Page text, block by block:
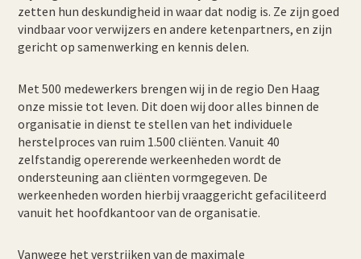
zetten hun deskundigheid in waar dat nodig is. Ze zijn goed
vindbaar voor verwijzers en andere ketenpartners, en zijn
gericht op samenwerking en kennis delen.
Met 500 medewerkers brengen wij in de regio Den Haag
onze missie tot leven. Dit doen wij door alles binnen de
organisatie in dienst te stellen van het individuele
herstelproces van ruim 1.500 cliënten. Vanuit 40
zelfstandig opererende werkeenheden wordt de
ondersteuning aan cliënten vormgegeven. De
werkeenheden worden hierbij vraaggericht gefaciliteerd
vanuit het hoofdkantoor van de organisatie.
Vanwege het verstrijken van de maximale